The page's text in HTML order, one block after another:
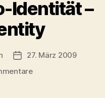
Identität –
Beitragsdatum
27. März 2009
zu